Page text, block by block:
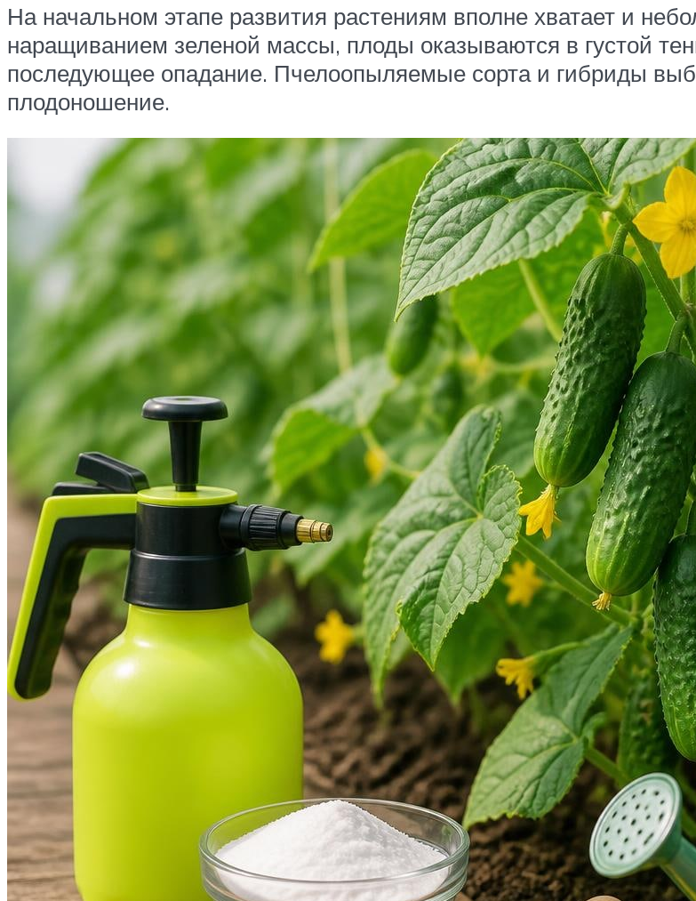
На начальном этапе развития растениям вполне хватает и
наращиванием зеленой массы, плоды оказываются в густой
последующее опадание. Пчелоопыляемые сорта и гибриды
плодоношение.